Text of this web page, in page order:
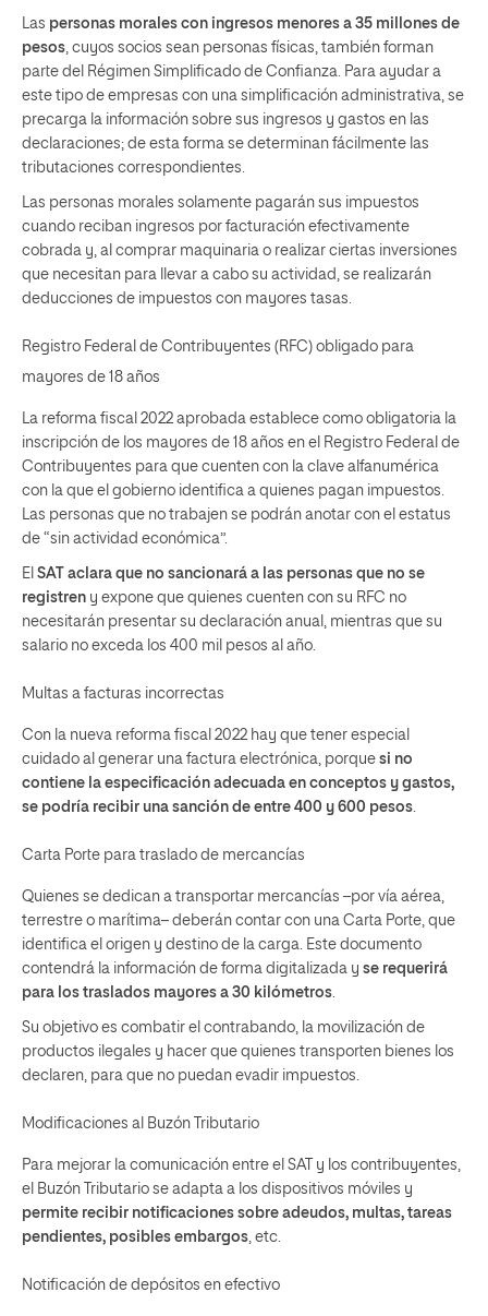
Las personas morales con ingresos menores a 35 millones de
pesos , cuyos socios sean personas físicas, también forman
parte del Régimen Simplificado de Confianza. Para ayudar a
este tipo de empresas con una simplificación administrativa, se
precarga la información sobre sus ingresos y gastos en las
declaraciones; de esta forma se determinan fácilmente las
tributaciones correspondientes.
Las personas morales solamente pagarán sus impuestos
cuando reciban ingresos por facturación efectivamente
cobrada y, al comprar maquinaria o realizar ciertas inversiones
que necesitan para llevar a cabo su actividad, se realizarán
deducciones de impuestos con mayores tasas.
Registro Federal de Contribuyentes (RFC) obligado para
mayores de 18 años
La reforma fiscal 2022 aprobada establece como obligatoria la
inscripción de los mayores de 18 años en el Registro Federal de
Contribuyentes para que cuenten con la clave alfanumérica
con la que el gobierno identifica a quienes pagan impuestos.
Las personas que no trabajen se podrán anotar con el estatus
de “sin actividad económica”.
El SAT aclara que no sancionará a las personas que no se
registren y expone que quienes cuenten con su RFC no
necesitarán presentar su declaración anual, mientras que su
salario no exceda los 400 mil pesos al año.
Multas a facturas incorrectas
Con la nueva reforma fiscal 2022 hay que tener especial
cuidado al generar una factura electrónica, porque si no
contiene la especificación adecuada en conceptos y gastos,
se podría recibir una sanción de entre 400 y 600 pesos
Carta Porte para traslado de mercancías
Quienes se dedican a transportar mercancías –por vía aérea,
terrestre o marítima– deberán contar con una Carta Porte, que
identifica el origen y destino de la carga. Este documento
contendrá la información de forma digitalizada y se requerirá
para los traslados mayores a 30 kilómetros
Su objetivo es combatir el contrabando, la movilización de
productos ilegales y hacer que quienes transporten bienes los
declaren, para que no puedan evadir impuestos.
Modificaciones al Buzón Tributario
Para mejorar la comunicación entre el SAT y los contribuyentes,
el Buzón Tributario se adapta a los dispositivos móviles y
permite recibir notificaciones sobre adeudos, multas, tareas
pendientes, posibles embargos , etc.
Notificación de depósitos en efectivo